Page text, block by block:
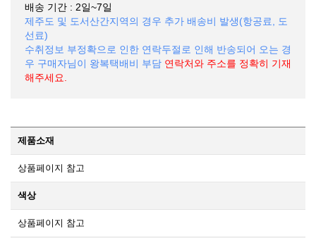
배송 기간 : 2일~7일
제주도 및 도서산간지역의 경우 추가 배송비 발생(항공료, 도
선료)
수취정보 부정확으로 인한 연락두절로 인해 반송되어 오는 경
우 구매자님이 왕복택배비 부담 연락처와 주소를 정확히 기재
해주세요.
제품소재
상품페이지 참고
색상
상품페이지 참고